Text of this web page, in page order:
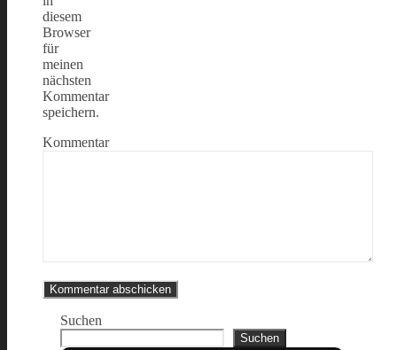
diesem
Browser
für
meinen
nächsten
Kommentar
speichern.
Kommentar
Suchen
Suchen